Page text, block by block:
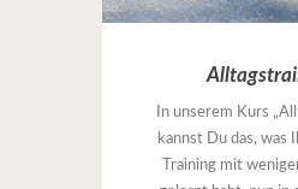
In unserem Kurs
kannst Du das, was
Training mit